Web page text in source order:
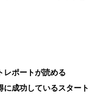
レポートが読める
に成功しているスタート